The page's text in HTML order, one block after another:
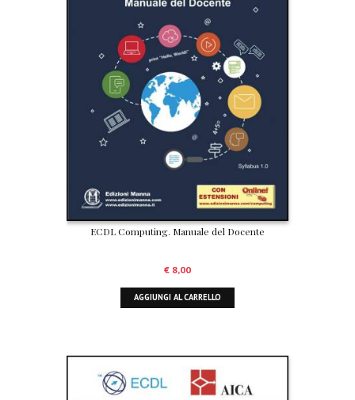
ECDL Computing. Manuale del Docente
€ 8,00
AGGIUNGI AL CARRELLO